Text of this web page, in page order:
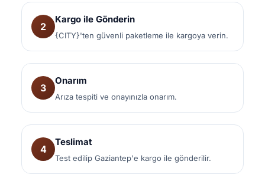
2
Kargo ile Gönderin
{CITY}'ten güvenli paketleme ile kargoya verin.
3
Onarım
Arıza tespiti ve onayınızla onarım.
4
Teslimat
Test edilip Gaziantep'e kargo ile gönderilir.